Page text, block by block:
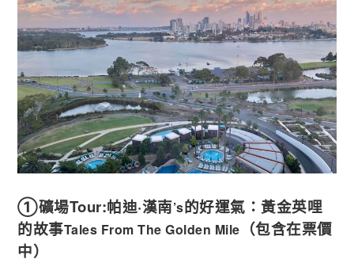
①礦場Tour:帕迪·漢南’s的好運氣：黃金英哩
的故事Tales From The Golden Mile
（包含在票價
中）